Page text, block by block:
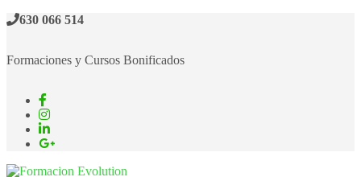
Saltar630 066 514
Formaciones y Cursos Bonificados